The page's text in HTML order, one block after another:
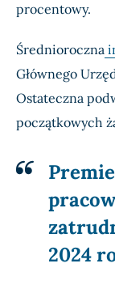
procentowy.
Średnioroczna
Głównego
Ostateczna
początkowych
2024